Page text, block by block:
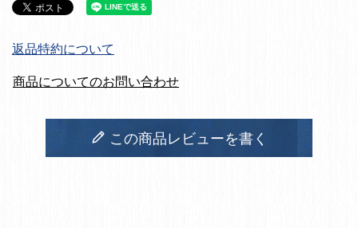
返品特約について
商品についてのお問い合わせ
この商品レビューを書く